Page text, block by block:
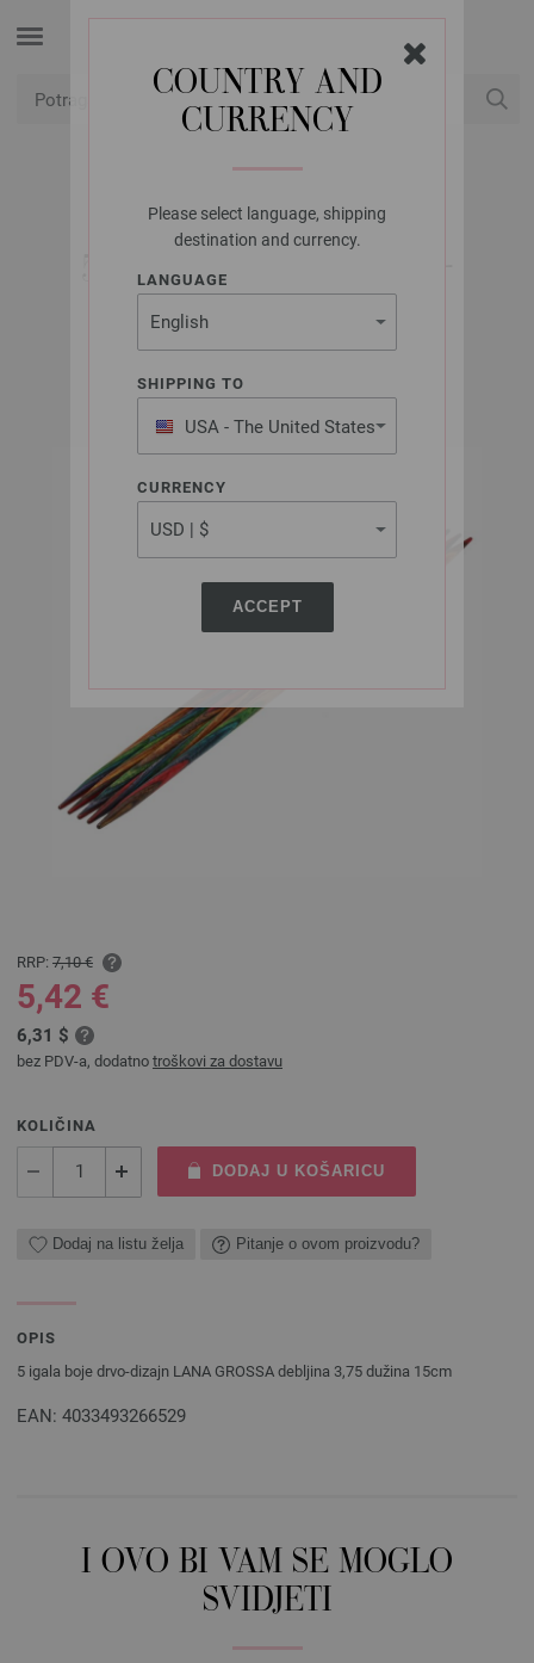
COUNTRY AND
CURRENCY
Please select language, shipping
destination and currency.
LANGUAGE
SHIPPING TO
USA - The United States
of America
CURRENCY
ACCEPT
LANA GROSSA
5 IGALA BOJE DRVO-
DIZAJN 3,75/15CM
RRP: 7,10 €
5,42 €
6,31 $
bez PDV-a, dodatno troškovi za dostavu
KOLIČINA
DODAJ U KOŠARICU
Dodaj na listu želja Pitanje o ovom proizvodu?
OPIS
5 igala boje drvo-dizajn LANA GROSSA debljina 3,75 dužina 15cm
EAN: 4033493266529
I OVO BI VAM SE MOGLO
SVIDJETI